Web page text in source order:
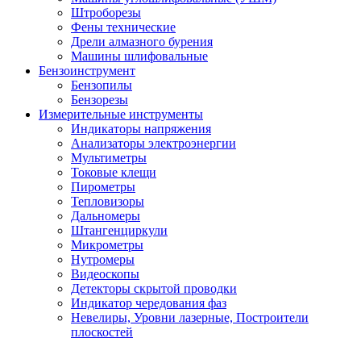
Штроборезы
Фены технические
Дрели алмазного бурения
Машины шлифовальные
Бензоинструмент
Бензопилы
Бензорезы
Измерительные инструменты
Индикаторы напряжения
Анализаторы электроэнергии
Мультиметры
Токовые клещи
Пирометры
Тепловизоры
Дальномеры
Штангенциркули
Микрометры
Нутромеры
Видеоскопы
Детекторы скрытой проводки
Индикатор чередования фаз
Невелиры, Уровни лазерные, Построители
плоскостей